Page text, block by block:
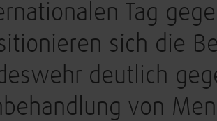
Tag
sich die
deutlich
von